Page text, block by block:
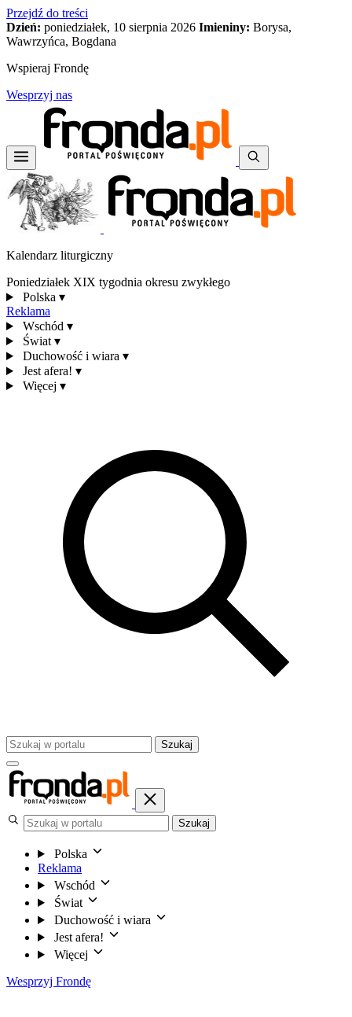
Przejdź do treści
Dzień: poniedziałek, 10 sierpnia 2026 Imieniny: Borysa,
Wawrzyńca, Bogdana
Wspieraj Frondę
Wesprzyj nas
Kalendarz liturgiczny
Poniedziałek XIX tygodnia okresu zwykłego
Polska ▾
Reklama
Wschód ▾
Świat ▾
Duchowość i wiara ▾
Jest afera! ▾
Więcej ▾
Szukaj
Szukaj
Polska
Reklama
Wschód
Świat
Duchowość i wiara
Jest afera!
Więcej
Wesprzyj Frondę